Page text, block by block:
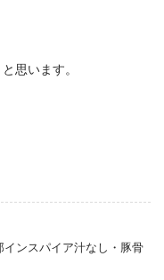
思います。
ンスパイア汁なし・豚骨